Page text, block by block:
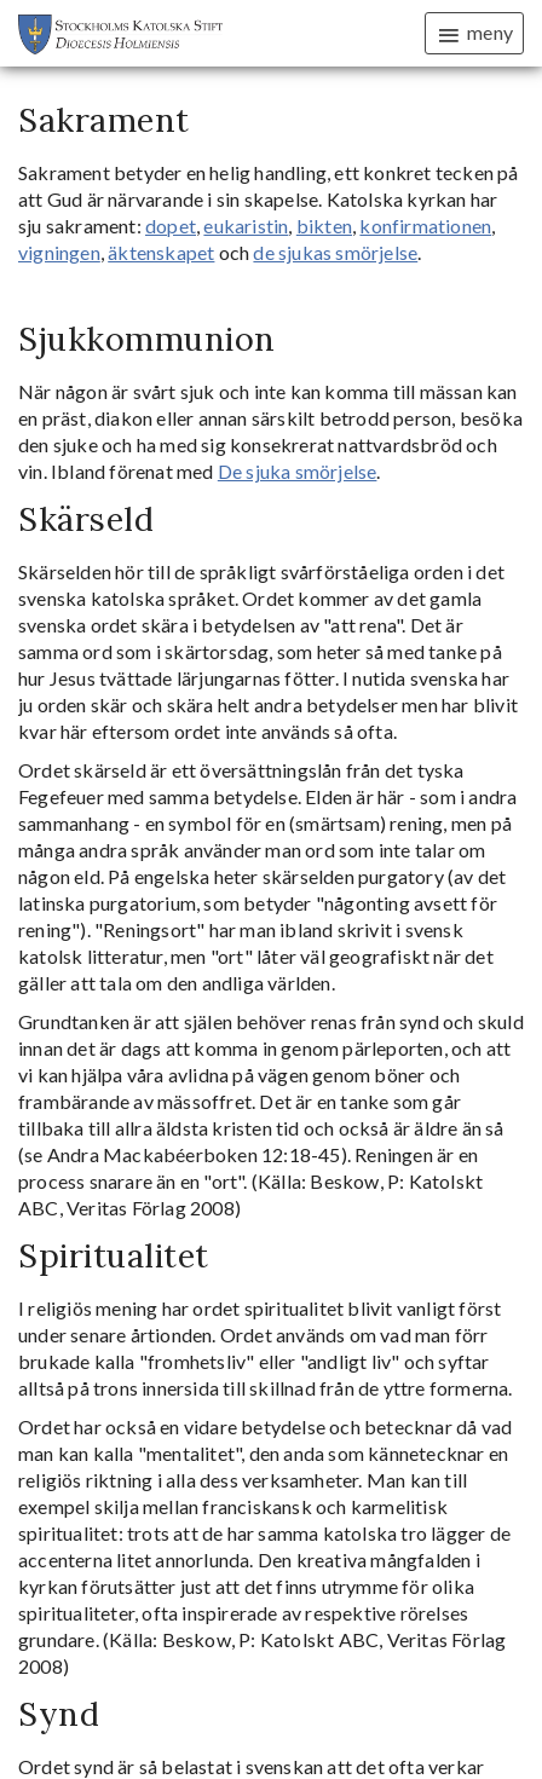
meny
Sakrament
Sakrament betyder en helig handling, ett konkret tecken på
att Gud är närvarande i sin skapelse. Katolska kyrkan har
sju sakrament: dopet,eukaristin, bikten, konfirmationen,
vigningen,äktenskapet ochde sjukas smörjelse.
Sjukkommunion
När någon är svårt sjuk och inte kan komma till mässan kan
en präst, diakon eller annan särskilt betrodd person, besöka
den sjuke och ha med sig konsekrerat nattvardsbröd och
vin. Ibland förenat med De sjuka smörjelse.
Skärseld
Skärselden hör till de språkligt svårförståeliga orden i det
svenska katolska språket. Ordet kommer av det gamla
svenska ordet skära i betydelsen av "att rena". Det är
samma ord som i skärtorsdag, som heter så med tanke på
hur Jesus tvättade lärjungarnas fötter. I nutida svenska har
ju orden skär och skära helt andra betydelser men har blivit
kvar här eftersom ordet inte används så ofta.
Ordet skärseld är ett översättningslån från det tyska
Fegefeuer med samma betydelse. Elden är här - som i andra
sammanhang - en symbol för en (smärtsam) rening, men på
många andra språk använder man ord som inte talar om
någon eld. På engelska heter skärselden purgatory (av det
latinska purgatorium, som betyder "någonting avsett för
rening"). "Reningsort" har man ibland skrivit i svensk
katolsk litteratur, men "ort" låter väl geografiskt när det
gäller att tala om den andliga världen.
Grundtanken är att själen behöver renas från synd och skuld
innan det är dags att komma in genom pärleporten, och att
vi kan hjälpa våra avlidna på vägen genom böner och
frambärande av mässoffret. Det är en tanke som går
tillbaka till allra äldsta kristen tid och också är äldre än så
(se Andra Mackabéerboken 12:18-45). Reningen är en
process snarare än en "ort". (Källa: Beskow, P: Katolskt
ABC, Veritas Förlag 2008)
Spiritualitet
I religiös mening har ordet spiritualitet blivit vanligt först
under senare årtionden. Ordet används om vad man förr
brukade kalla "fromhetsliv" eller "andligt liv" och syftar
alltså på trons innersida till skillnad från de yttre formerna.
Ordet har också en vidare betydelse och betecknar då vad
man kan kalla "mentalitet", den anda som kännetecknar en
religiös riktning i alla dess verksamheter. Man kan till
exempel skilja mellan franciskansk och karmelitisk
spiritualitet: trots att de har samma katolska tro lägger de
accenterna litet annorlunda. Den kreativa mångfalden i
kyrkan förutsätter just att det finns utrymme för olika
spiritualiteter, ofta inspirerade av respektive rörelses
grundare. (Källa: Beskow, P: Katolskt ABC, Veritas Förlag
2008)
Synd
Ordet synd är så belastat i svenskan att det ofta verkar